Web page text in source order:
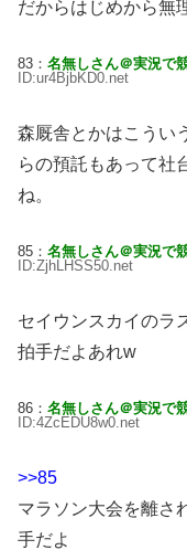
だからはじめから無
83： 名無しさん＠実況で
ID:ur4BjbKD0.net
森厩舎とかはこうい
らの預託もあって社
ね。
85： 名無しさん＠実況で
ID:ZjhLHSS50.net
セイウンスカイのラ
拍手だよあれw
86： 名無しさん＠実況で
ID:4ZcEDU8w0.net
>>85
マラソン大会を離さ
手だよ